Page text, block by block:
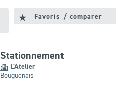
Favoris / comparer
Stationnement
L'Atelier
Bouguenais